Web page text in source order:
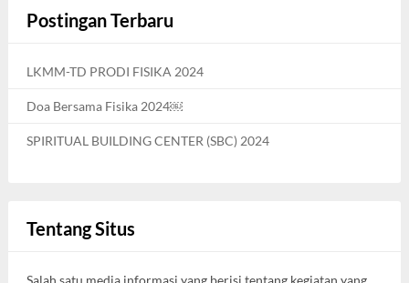
Postingan Terbaru
LKMM-TD PRODI FISIKA 2024
Doa Bersama Fisika 2024￼
SPIRITUAL BUILDING CENTER (SBC) 2024
Tentang Situs
Salah satu media informasi yang berisi tentang kegiatan yang